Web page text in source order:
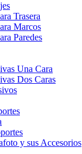
Trasera
Marcos
Paredes
Una Cara
Dos Caras
y sus Accesorios